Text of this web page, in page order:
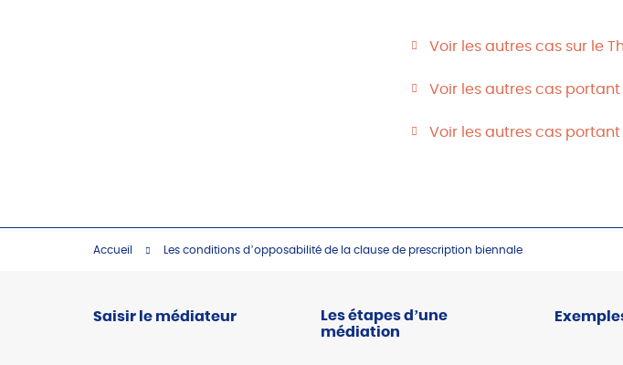
Voir les autres cas sur le
Voir les autres cas
Voir les autres cas portant
Accueil Les conditions d’opposabilité de la clause de prescription biennale
Saisir le médiateur
Les étapes d’une
médiation